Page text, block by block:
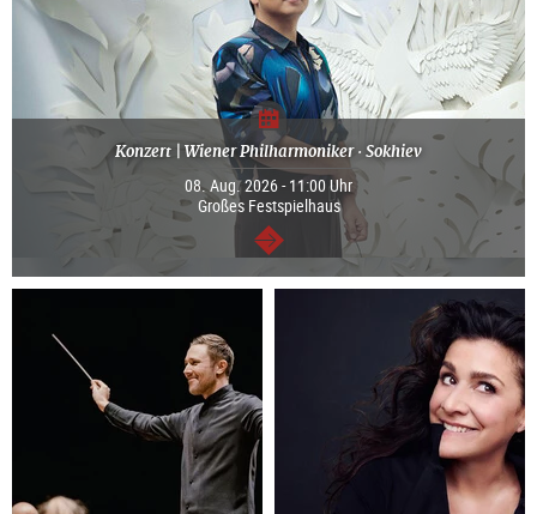
Konzert | Wiener Philharmoniker · Sokhiev
08. Aug. 2026 - 11:00 Uhr
Großes Festspielhaus
weiter